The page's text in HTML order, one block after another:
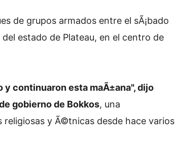
de grupos armados entre el sÃ¡bado
estado de Plateau, en el centro de
y continuaron esta maÃ±ana", dijo
gobierno de Bokkos, una
y Ã©tnicas desde hace varios